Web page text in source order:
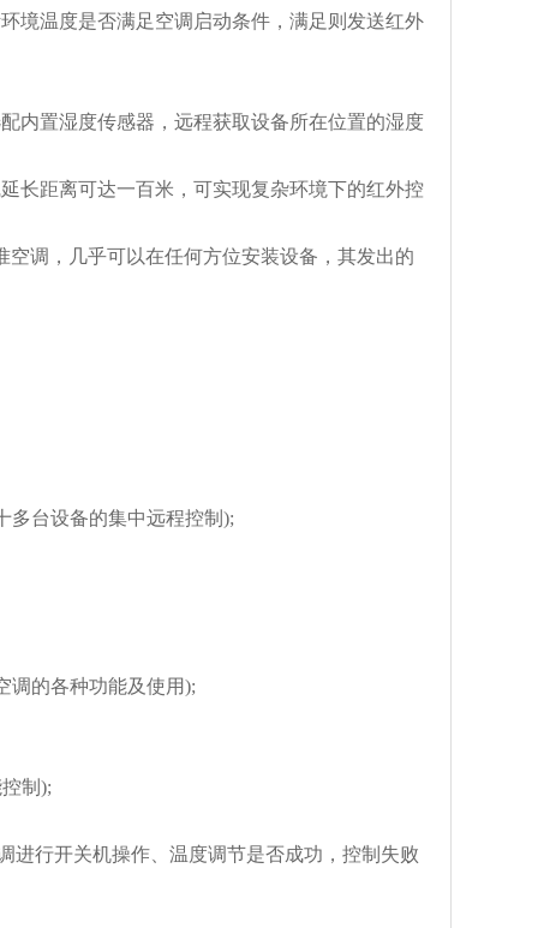
温度是否满足空调启动条件，满足则发送红外
置湿度传感器，远程获取设备所在位置的湿度
距离可达一百米，可实现复杂环境下的红外控
调，几乎可以在任何方位安装设备，其发出的
台设备的集中远程控制);
的各种功能及使用);
制);
行开关机操作、温度调节是否成功，控制失败